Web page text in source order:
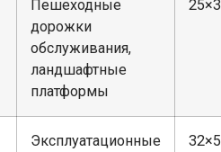
Пешеходные
дорожки
обслуживания,
ландшафтные
платформы
Эксплуатационные